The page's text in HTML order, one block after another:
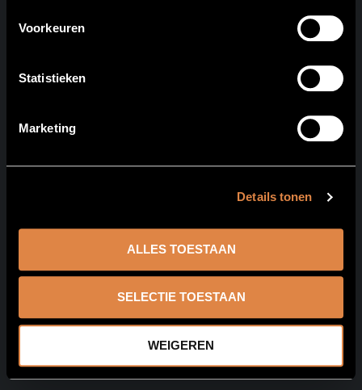
Voorkeuren
Statistieken
Marketing
Details tonen
ALLES TOESTAAN
SELECTIE TOESTAAN
WEIGEREN